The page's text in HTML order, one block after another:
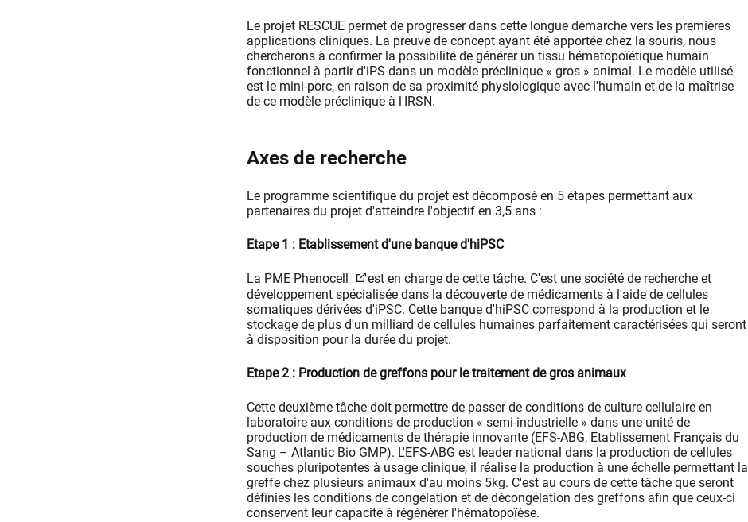
Le projet RESCUE permet de progresser dans cette longue démarche vers les premières
applications cliniques. La preuve de concept ayant été apportée chez la souris, nous
chercherons à confirmer la possibilité de générer un tissu hématopoïétique humain
fonctionnel à partir d'iPS dans un modèle préclinique « gros » animal. Le modèle utilisé
est le mini-porc, en raison de sa proximité physiologique avec l'humain et de la maîtrise
de ce modèle préclinique à l'IRSN.
Axes de recherche
Le programme scientifique du projet est décomposé en 5 étapes permettant aux
partenaires du projet d'atteindre l'objectif en 3,5 ans :
Etape 1 : Etablissement d'une banque d'hiPSC
La PME Phenocell
est en charge de cette tâche. C'est une société de recherche et
développement spécialisée dans la découverte de médicaments à l'aide de cellules
somatiques dérivées d'iPSC. Cette banque d'hiPSC correspond à la production et le
stockage de plus d'un milliard de cellules humaines parfaitement caractérisées qui seront
à disposition pour la durée du projet.
Etape 2 : Production de greffons pour le traitement de gros animaux
Cette deuxième tâche doit permettre de passer de conditions de culture cellulaire en
laboratoire aux conditions de production « semi-industrielle » dans une unité de
production de médicaments de thérapie innovante (EFS-ABG, Etablissement Français du
Sang – Atlantic Bio GMP). L'EFS-ABG est leader national dans la production de cellules
souches pluripotentes à usage clinique, il réalise la production à une échelle permettant la
greffe chez plusieurs animaux d'au moins 5kg. C'est au cours de cette tâche que seront
définies les conditions de congélation et de décongélation des greffons afin que ceux-ci
conservent leur capacité à régénérer l'hématopoïèse.